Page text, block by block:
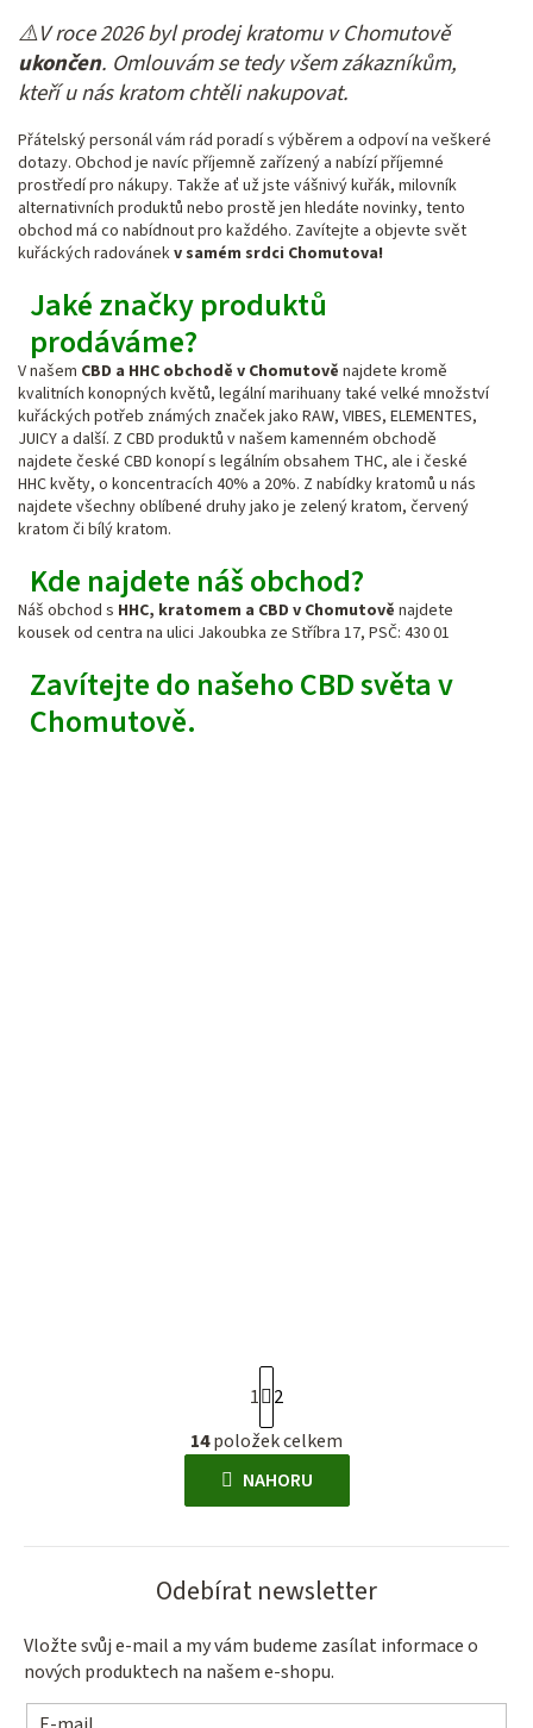
⚠️V roce 2026 byl prodej kratomu v Chomutově
ukončen. Omlouvám se tedy všem zákazníkům,
kteří u nás kratom chtěli nakupovat.
Přátelský personál vám rád poradí s výběrem a odpoví na veškeré
dotazy. Obchod je navíc příjemně zařízený a nabízí příjemné
prostředí pro nákupy. Takže ať už jste vášnivý kuřák, milovník
alternativních produktů nebo prostě jen hledáte novinky, tento
obchod má co nabídnout pro každého. Zavítejte a objevte svět
kuřáckých radovánekv samém srdci Chomutova!
Jaké značky produktů
prodáváme?
V našem CBD a HHC obchodě v Chomutově najdete kromě
kvalitních konopných květů, legální marihuany také velké množství
kuřáckých potřeb známých značek jako RAW, VIBES, ELEMENTES,
JUICY a další. Z CBD produktů v našem kamenném obchodě
najdete české CBD konopí s legálním obsahem THC, ale i české
HHC květy, o koncentracích 40% a 20%. Z nabídky kratomů u nás
najdete všechny oblíbené druhy jako je zelený kratom, červený
kratom či bílý kratom.
Kde najdete náš obchod?
Náš obchod s HHC, kratomem a CBD v Chomutově najdete
kousek od centra na ulici Jakoubka ze Stříbra 17, PSČ: 430 01
Zavítejte do našeho CBD světa v
Chomutově.
O
v
l
a
í
p
r
S
t
r
á
n
o
v
á
n
í
1
2
14položek celkem
NAHORU
Odebírat newsletter
Vložte svůj e-mail a my vám budeme zasílat informace o
nových produktech na našem e-shopu.